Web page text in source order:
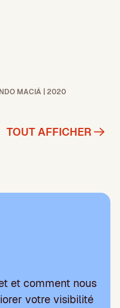
MACIÁ | 2020
TOUT AFFICHER
et comment nous
votre visibilité